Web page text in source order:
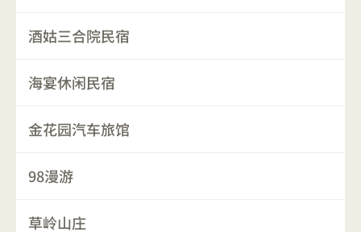
酒姑三合院民宿
海宴休闲民宿
金花园汽车旅馆
98漫游
草岭山庄